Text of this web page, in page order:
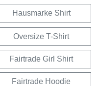
Hausmarke Shirt
Oversize T-Shirt
Fairtrade Girl Shirt
Fairtrade Hoodie